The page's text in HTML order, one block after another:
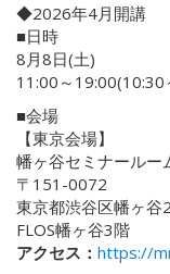
◆2026年4月開講
■日時
8月8日(土)
11:00～19:00(10:30
■会場
【東京会場】
幡ヶ谷セミナールー
〒151-0072
東京都渋谷区幡ヶ谷
FLOS幡ヶ谷3階
アクセス： https://